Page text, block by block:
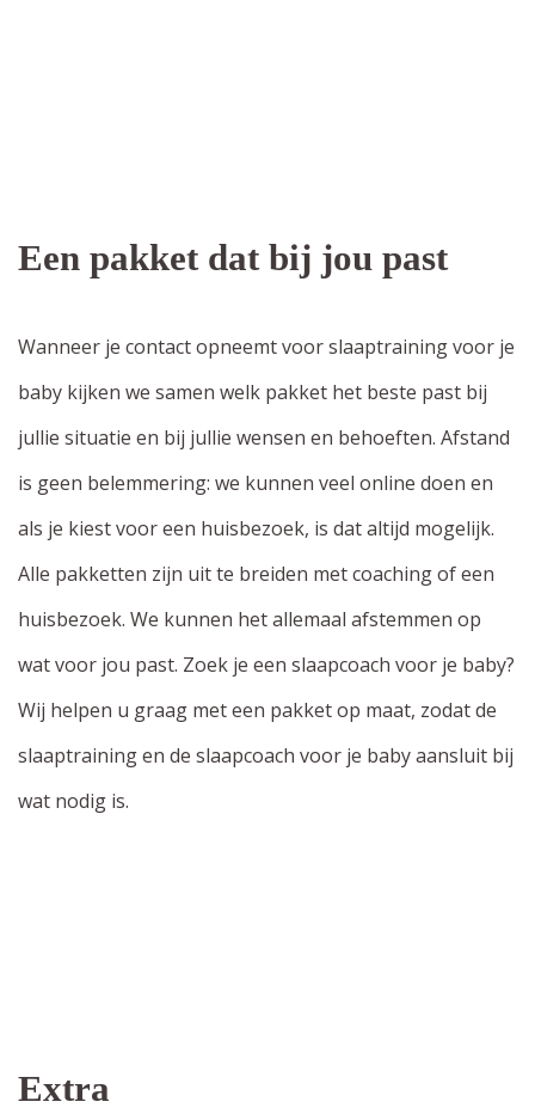
Een pakket dat bij jou past
Wanneer je contact opneemt voor slaaptraining voor je
baby kijken we samen welk pakket het beste past bij
jullie situatie en bij jullie wensen en behoeften. Afstand
is geen belemmering: we kunnen veel online doen en
als je kiest voor een huisbezoek, is dat altijd mogelijk.
Alle pakketten zijn uit te breiden met coaching of een
huisbezoek. We kunnen het allemaal afstemmen op
wat voor jou past. Zoek je een slaapcoach voor je baby?
Wij helpen u graag met een pakket op maat, zodat de
slaaptraining en de slaapcoach voor je baby aansluit bij
wat nodig is.
Extra